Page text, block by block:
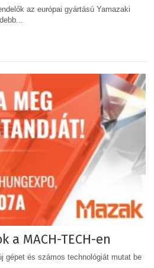
az európai gyártású Yamazaki
a MACH-TECH-en
gépet és számos technológiát mutat be